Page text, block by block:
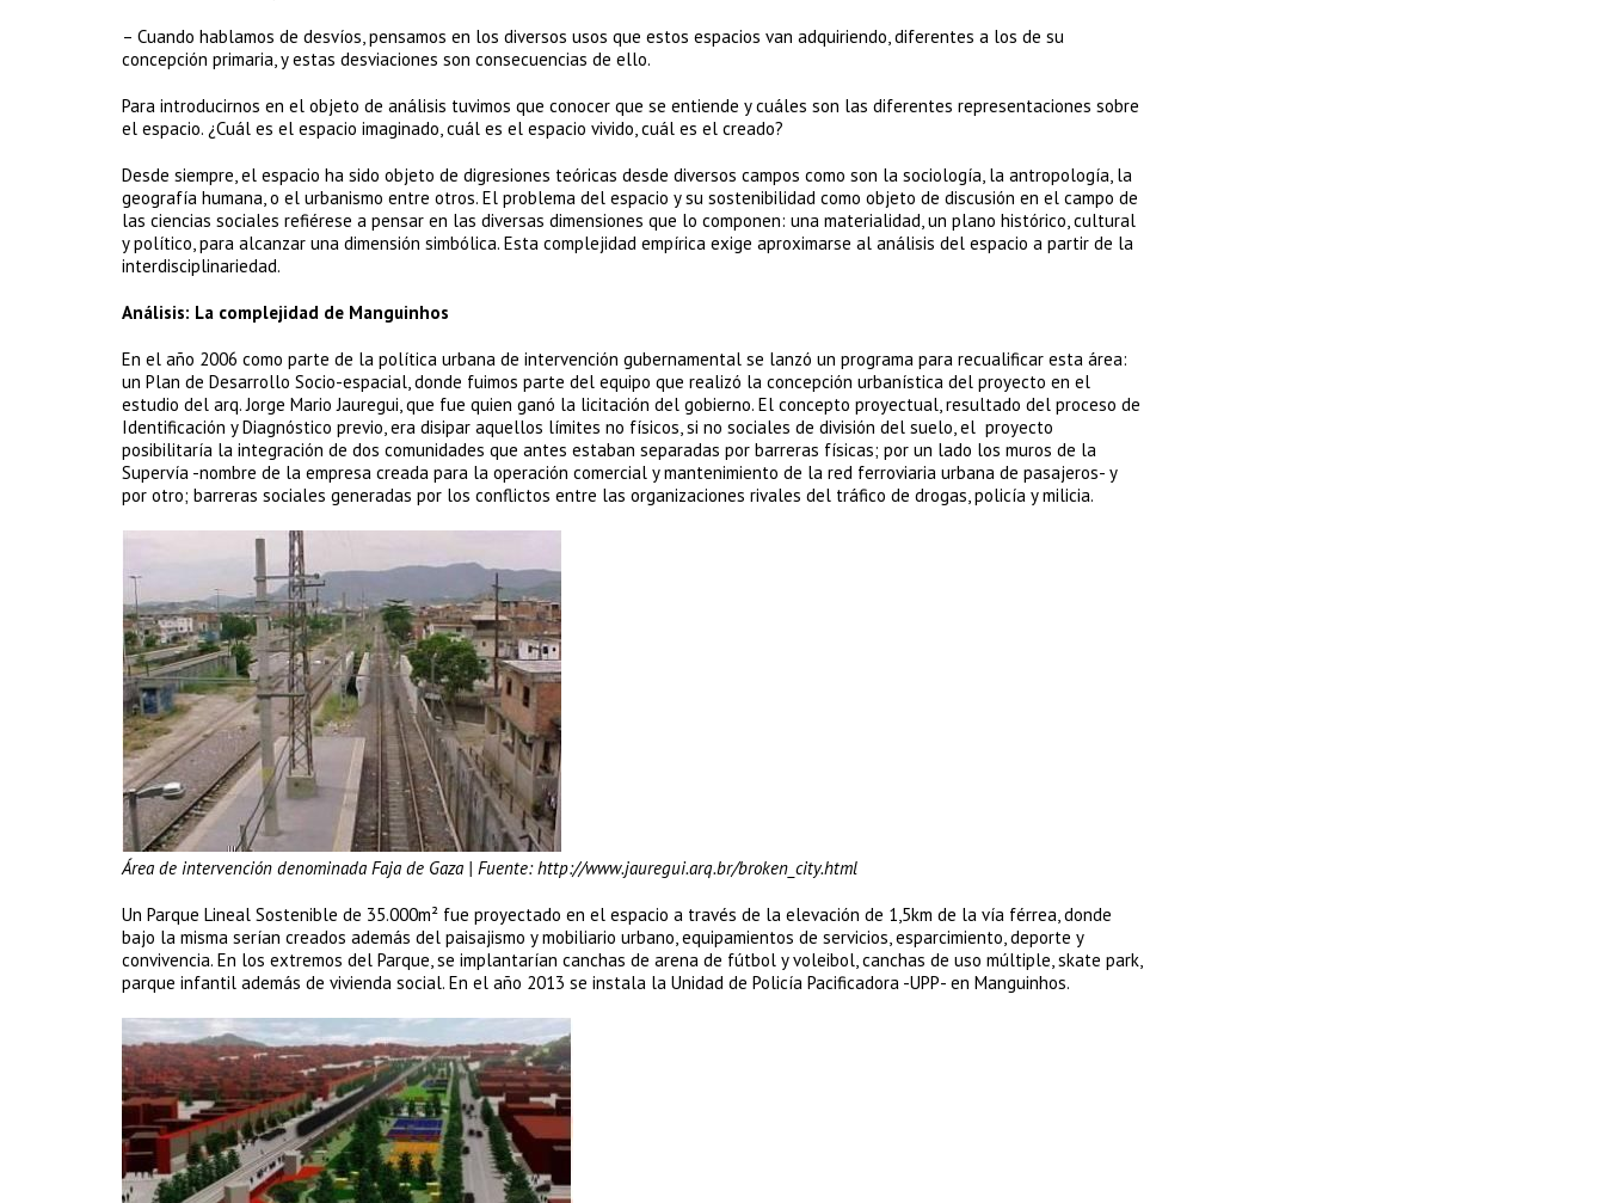
– Cuando hablamos de desvíos, pensamos en los diversos usos que estos espacios van adquiriendo, diferentes a los de su
concepción primaria, y estas desviaciones son consecuencias de ello.
Para introducirnos en el objeto de análisis tuvimos que conocer que se entiende y cuáles son las diferentes representaciones sobre
el espacio. ¿Cuál es el espacio imaginado, cuál es el espacio vivido, cuál es el creado?
Desde siempre, el espacio ha sido objeto de digresiones teóricas desde diversos campos como son la sociología, la antropología, la
geografía humana, o el urbanismo entre otros. El problema del espacio y su sostenibilidad como objeto de discusión en el campo de
las ciencias sociales refiérese a pensar en las diversas dimensiones que lo componen: una materialidad, un plano histórico, cultural
y político, para alcanzar una dimensión simbólica. Esta complejidad empírica exige aproximarse al análisis del espacio a partir de la
interdisciplinariedad.
Análisis: La complejidad de Manguinhos
En el año 2006 como parte de la política urbana de intervención gubernamental se lanzó un programa para recualificar esta área:
un Plan de Desarrollo Socio-espacial, donde fuimos parte del equipo que realizó la concepción urbanística del proyecto en el
estudio del arq. Jorge Mario Jauregui, que fue quien ganó la licitación del gobierno. El concepto proyectual, resultado del proceso de
Identificación y Diagnóstico previo, era disipar aquellos límites no físicos, si no sociales de división del suelo, el proyecto
posibilitaría la integración de dos comunidades que antes estaban separadas por barreras físicas; por un lado los muros de la
Supervía -nombre de la empresa creada para la operación comercial y mantenimiento de la red ferroviaria urbana de pasajeros- y
por otro; barreras sociales generadas por los conflictos entre las organizaciones rivales del tráfico de drogas, policía y milicia.
Área de intervención denominada Faja de Gaza | Fuente: http://www.jauregui.arq.br/broken_city.html
Un Parque Lineal Sostenible de 35.000m² fue proyectado en el espacio a través de la elevación de 1,5km de la vía férrea, donde
bajo la misma serían creados además del paisajismo y mobiliario urbano, equipamientos de servicios, esparcimiento, deporte y
convivencia. En los extremos del Parque, se implantarían canchas de arena de fútbol y voleibol, canchas de uso múltiple, skate park,
parque infantil además de vivienda social. En el año 2013 se instala la Unidad de Policía Pacificadora -UPP- en Manguinhos.